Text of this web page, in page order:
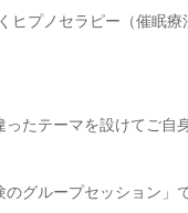
ヒプノセラピー（催眠
たテーマを設けてご自
グループセッション」で